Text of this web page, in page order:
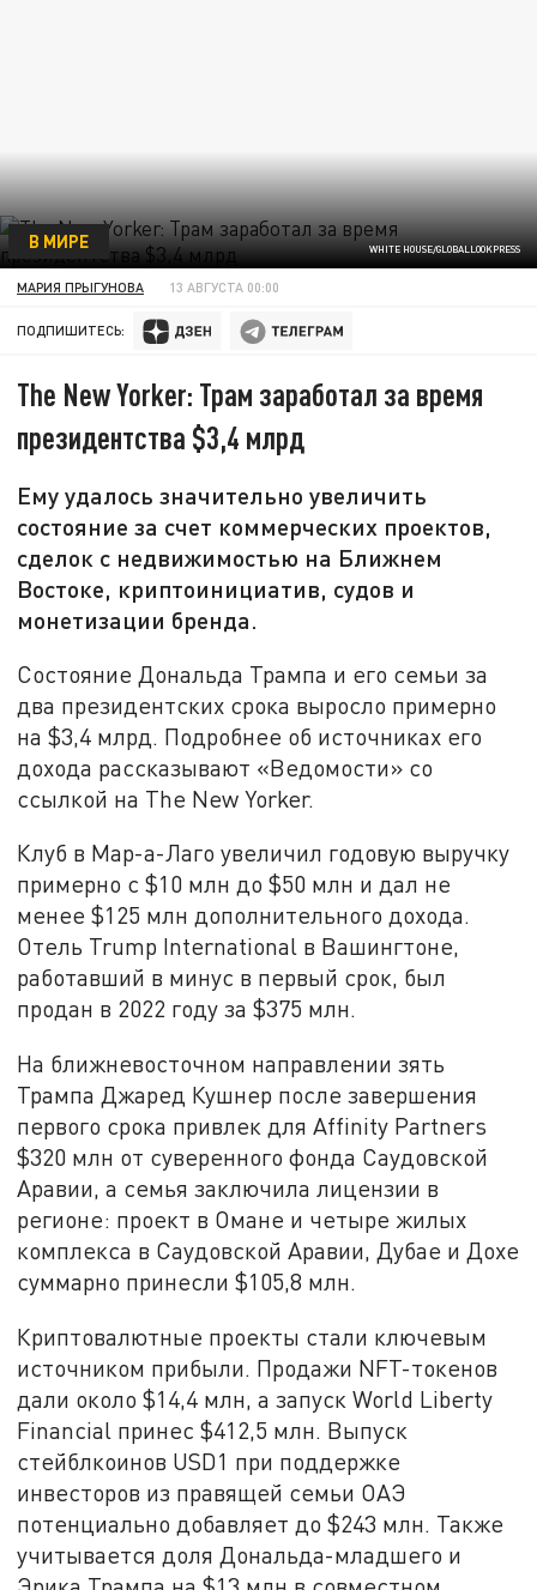
WHITE HOUSE/GLOBALLOOKPRESS
В МИРЕ
МАРИЯ ПРЫГУНОВА 13 АВГУСТА 00:00
ПОДПИШИТЕСЬ:
The New Yorker: Трам заработал за время
президентства $3,4 млрд
Ему удалось значительно увеличить
состояние за счет коммерческих проектов,
сделок с недвижимостью на Ближнем
Востоке, криптоинициатив, судов и
монетизации бренда.
Состояние Дональда Трампа и его семьи за
два президентских срока выросло примерно
на $3,4 млрд. Подробнее об источниках его
дохода рассказывают «Ведомости» со
ссылкой на The New Yorker.
Клуб в Мар-а-Лаго увеличил годовую выручку
примерно с $10 млн до $50 млн и дал не
менее $125 млн дополнительного дохода.
Отель Trump International в Вашингтоне,
работавший в минус в первый срок, был
продан в 2022 году за $375 млн.
На ближневосточном направлении зять
Трампа Джаред Кушнер после завершения
первого срока привлек для Affinity Partners
$320 млн от суверенного фонда Саудовской
Аравии, а семья заключила лицензии в
регионе: проект в Омане и четыре жилых
комплекса в Саудовской Аравии, Дубае и Дохе
суммарно принесли $105,8 млн.
Криптовалютные проекты стали ключевым
источником прибыли. Продажи NFT-токенов
дали около $14,4 млн, а запуск World Liberty
Financial принес $412,5 млн. Выпуск
стейблкоинов USD1 при поддержке
инвесторов из правящей семьи ОАЭ
потенциально добавляет до $243 млн. Также
учитывается доля Дональда-младшего и